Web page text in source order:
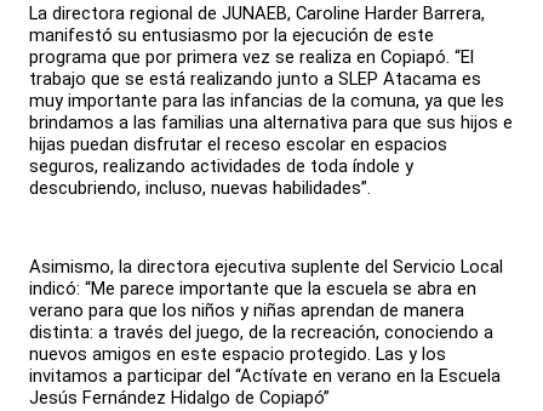
La directora regional de JUNAEB, Caroline Harder Barrera,
manifestó su entusiasmo por la ejecución de este
programa que por primera vez se realiza en Copiapó. “El
trabajo que se está realizando junto a SLEP Atacama es
muy importante para las infancias de la comuna, ya que les
brindamos a las familias una alternativa para que sus hijos e
hijas puedan disfrutar el receso escolar en espacios
seguros, realizando actividades de toda índole y
descubriendo, incluso, nuevas habilidades”.
Asimismo, la directora ejecutiva suplente del Servicio Local
indicó: “Me parece importante que la escuela se abra en
verano para que los niños y niñas aprendan de manera
distinta: a través del juego, de la recreación, conociendo a
nuevos amigos en este espacio protegido. Las y los
invitamos a participar del “Actívate en verano en la Escuela
Jesús Fernández Hidalgo de Copiapó”